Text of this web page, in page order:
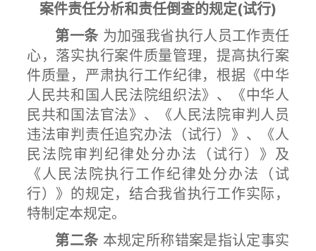
案件责任分析和责任倒查的规定(试行)
第一条 为加强我省执行人员工作责任
心，落实执行案件质量管理，提高执行案
件质量，严肃执行工作纪律，根据《中华
人民共和国人民法院组织法》、《中华人
民共和国法官法》、《人民法院审判人员
违法审判责任追究办法（试行）》、《人
民法院审判纪律处分办法（试行）》及
《人民法院执行工作纪律处分办法（试
行）》的规定，结合我省执行工作实际，
特制定本规定。
第二条 本规定所称错案是指认定事实